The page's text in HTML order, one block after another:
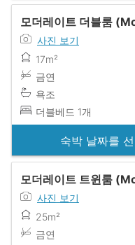
모더레이트 더블룸
사진 보기
17m²
금연
욕조
더블베드 1개
숙박 날짜를
모더레이트 트윈룸
사진 보기
25m²
금연